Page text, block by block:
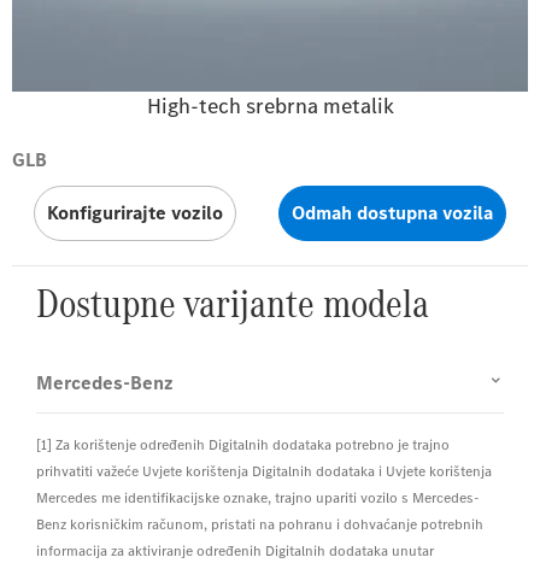
High-tech srebrna metalik
GLB
Konfigurirajte vozilo Odmah dostupna vozila
Dostupne varijante modela
Mercedes-Benz
[1] Za korištenje određenih Digitalnih dodataka potrebno je trajno
prihvatiti važeće Uvjete korištenja Digitalnih dodataka i Uvjete korištenja
Mercedes me identifikacijske oznake, trajno upariti vozilo s Mercedes-
Benz korisničkim računom, pristati na pohranu i dohvaćanje potrebnih
informacija za aktiviranje određenih Digitalnih dodataka unutar